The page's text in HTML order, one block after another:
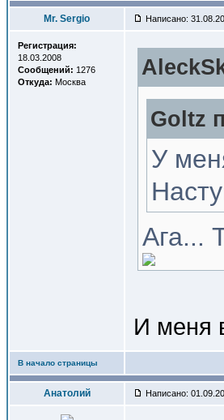
Mr. Sergio Написано:
Регистрация:
18.03.2008
Сообщений: 1276
Откуда: Москва
Goltz
У
Ага...
И меня
В начало страницы
Анатолий Написано: